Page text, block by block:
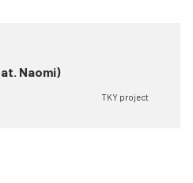
Naomi)
TKY project